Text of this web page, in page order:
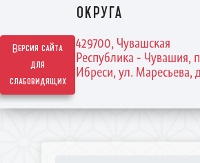
Версия сайта
для
слабовидящих
округа
429700, Чувашская
Республика - Чувашия,
Ибреси, ул. Маресьева,